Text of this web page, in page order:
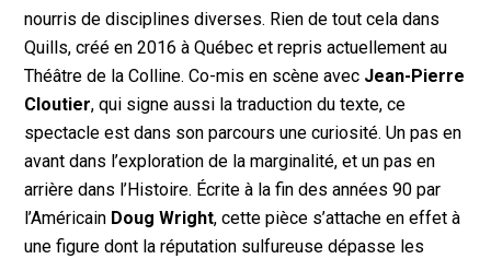
nourris de disciplines diverses. Rien de tout cela dans
Quills, créé en 2016 à Québec et repris actuellement au
Théâtre de la Colline. Co-mis en scène avec Jean-Pierre
Cloutier, qui signe aussi la traduction du texte, ce
spectacle est dans son parcours une curiosité. Un pas en
avant dans l’exploration de la marginalité, et un pas en
arrière dans l’Histoire. Écrite à la fin des années 90 par
l’Américain Doug Wright, cette pièce s’attache en effet à
une figure dont la réputation sulfureuse dépasse les